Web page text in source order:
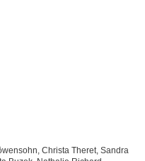
Christa Theret, Sandra